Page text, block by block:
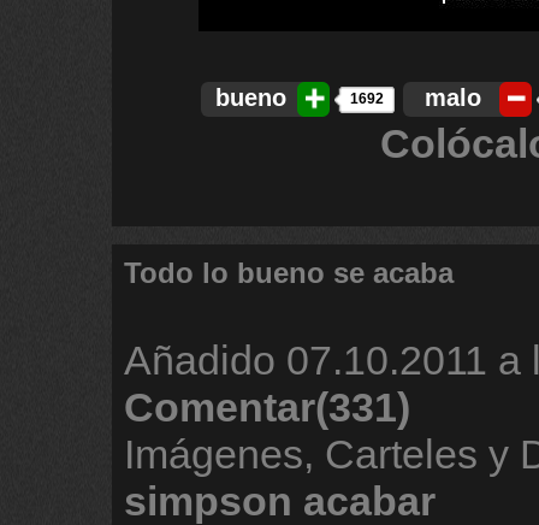
bueno 1692 malo
Todo lo bueno se acaba
Añadido 07.10.2011 a
Comentar(331)
Imágenes, Carteles y
simpson acabar